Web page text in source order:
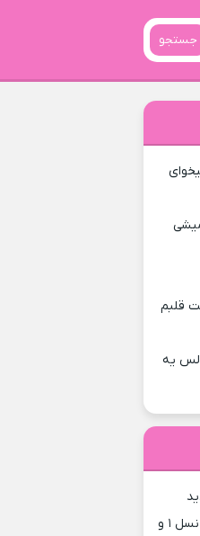
جستجو
قلبم
یه
دانلود ۱۰ آهنگ برتر قدیمی رپ فارسی نسل ۱ و